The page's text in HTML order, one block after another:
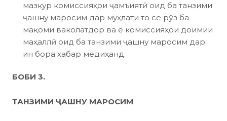
мазкур комиссияҳои ҷамъиятӣ оид ба танзими
ҷашну маросим дар муҳлати то се рўз ба
мақоми ваколатдор ва ё комиссияҳои доимии
маҳаллӣ оид ба танзими ҷашну маросим дар
ин бора хабар медиҳанд.
БОБИ 3.
ТАНЗИМИ ҶАШНУ МАРОСИМ